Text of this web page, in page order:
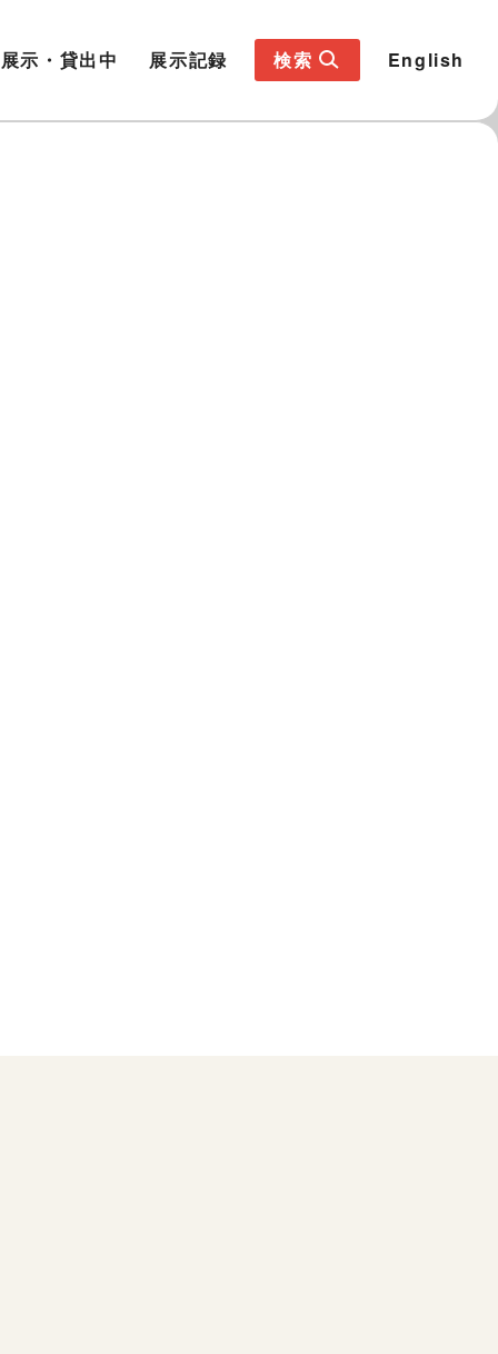
展示・貸出中 展示記録 検索 English